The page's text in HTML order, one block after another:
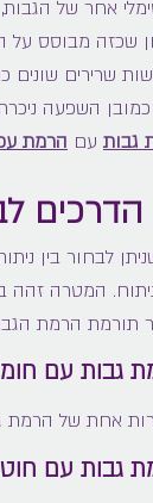
אחר של
שכזה מבוסס על
שרירים
כמובן השפעה
גבות עם הרמת
הדרכים
לבחור בין
המטרה זהה
תורמת הרמת
גבות עם
אחת של הרמת
גבות עם